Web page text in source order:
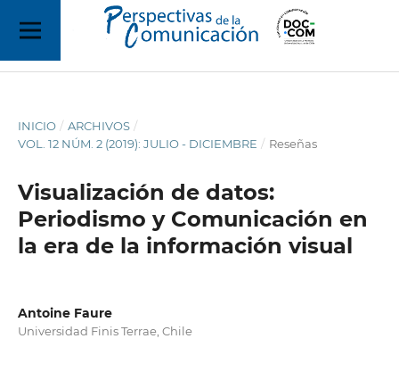
INICIO / ARCHIVOS /
VOL. 12 NÚM. 2 (2019): JULIO - DICIEMBRE / Reseñas
Visualización de datos:
Periodismo y Comunicación en
la era de la información visual
Antoine Faure
Universidad Finis Terrae, Chile